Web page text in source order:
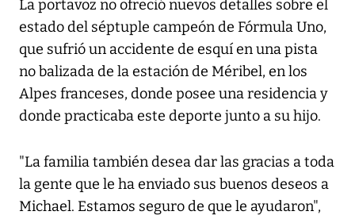
La portavoz no ofreció nuevos detalles sobre el
estado del séptuple campeón de Fórmula Uno,
que sufrió un accidente de esquí en una pista
no balizada de la estación de Méribel, en los
Alpes franceses, donde posee una residencia y
donde practicaba este deporte junto a su hijo.
"La familia también desea dar las gracias a toda
la gente que le ha enviado sus buenos deseos a
Michael. Estamos seguro de que le ayudaron",